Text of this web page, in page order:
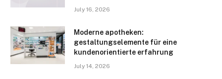
July 16, 2026
Moderne apotheken:
gestaltungselemente für eine
kundenorientierte erfahrung
July 14, 2026